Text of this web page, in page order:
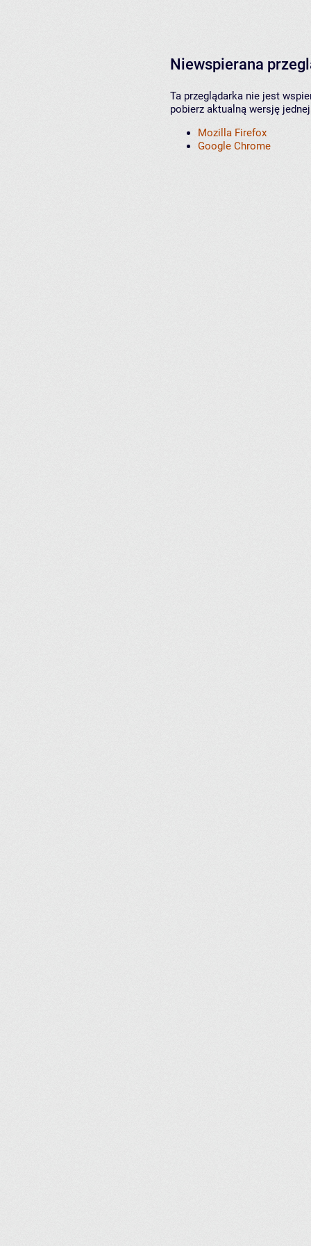
Niewspierana
Ta przeglądarka nie jest
pobierz aktualną wersję
Mozilla Firefox
Google Chrome